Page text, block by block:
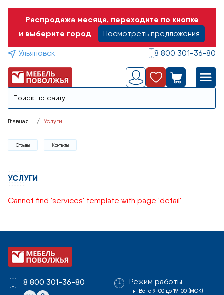
Распродажа месяца, переходите по кнопке
и выберите город
Посмотреть предложения
Ульяновск 8 800 301-36-80
Главная Услуги
УСЛУГИ
Отзывы Контакты
Cannot find 'services' template with page 'detail'
8 800 301-36-80 Режим работы
Пн-Вс: с 9-00 до 19-00 (МСК)